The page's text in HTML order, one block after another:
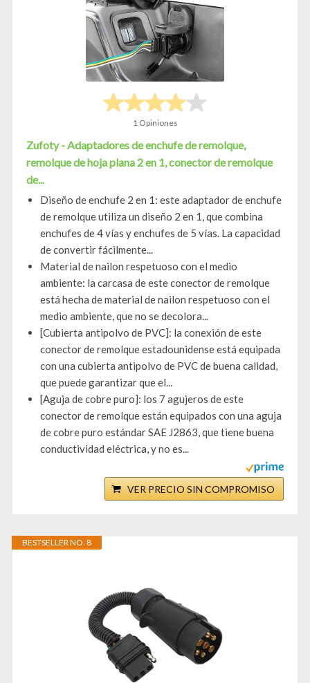
1 Opiniones
Zufoty - Adaptadores de enchufe de remolque,
remolque de hoja plana 2 en 1, conector de remolque
de...
Diseño de enchufe 2 en 1: este adaptador de enchufe
de remolque utiliza un diseño 2 en 1, que combina
enchufes de 4 vías y enchufes de 5 vías. La capacidad
de convertir fácilmente...
Material de nailon respetuoso con el medio
ambiente: la carcasa de este conector de remolque
está hecha de material de nailon respetuoso con el
medio ambiente, que no se decolora...
[Cubierta antipolvo de PVC]: la conexión de este
conector de remolque estadounidense está equipada
con una cubierta antipolvo de PVC de buena calidad,
que puede garantizar que el...
[Aguja de cobre puro]: los 7 agujeros de este
conector de remolque están equipados con una aguja
de cobre puro estándar SAE J2863, que tiene buena
conductividad eléctrica, y no es...
VER PRECIO SIN COMPROMISO
BESTSELLER NO. 8